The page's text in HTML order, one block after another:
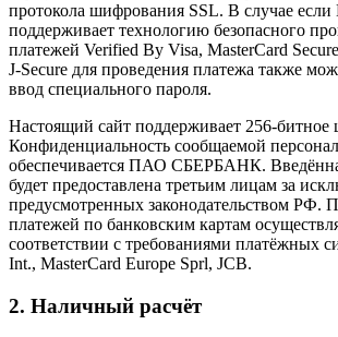
протокола шифрования SSL. В случае
поддерживает технологию безопасного
платежей Verified By Visa, MasterCard
J-Secure для проведения платежа также
ввод специального пароля.
Настоящий сайт поддерживает 256-
Конфиденциальность сообщаемой
обеспечивается ПАО СБЕРБАНК.
будет предоставлена третьим лицам за
предусмотренных законодательством РФ.
платежей по банковским картам
соответствии с требованиями платёжных
Int., MasterCard Europe Sprl, JCB.
2. Наличный расчёт